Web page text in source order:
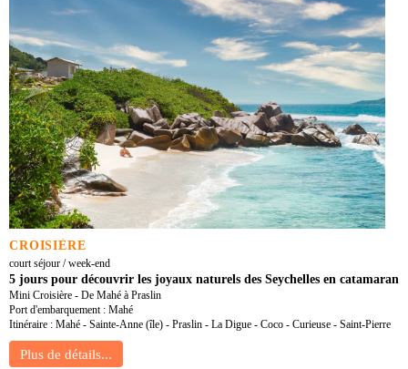
CROISIÈRE
court séjour / week-end
5 jours pour découvrir les joyaux naturels des Seychelles en catamaran
Mini Croisière - De Mahé à Praslin
Port d'embarquement : Mahé
Itinéraire : Mahé - Sainte-Anne (île) - Praslin - La Digue - Coco - Curieuse - Saint-Pierre